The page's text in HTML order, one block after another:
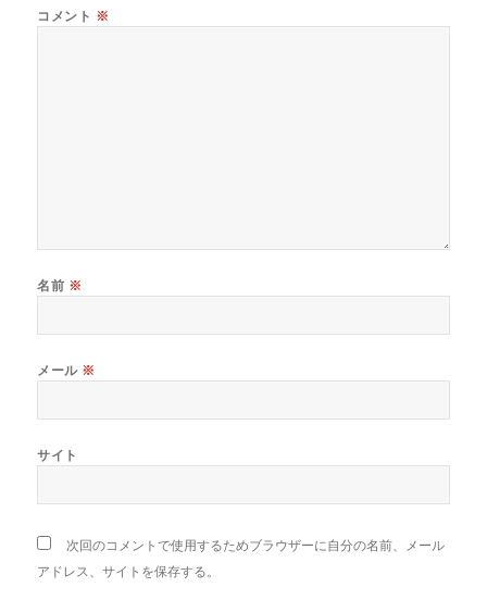
コメント ※
名前 ※
メール ※
サイト
次回のコメントで使用するためブラウザーに自分の名前、メール
アドレス、サイトを保存する。